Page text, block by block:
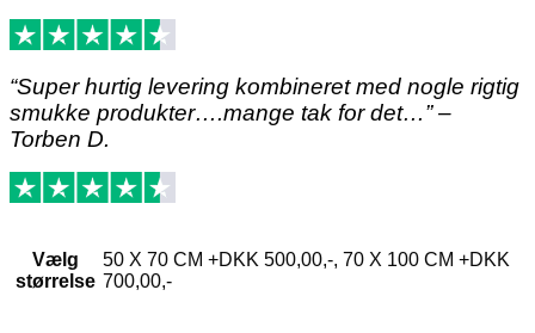
“Super hurtig levering kombineret med nogle rigtig
smukke produkter….mange tak for det…” –
Torben D.
Vælg
størrelse
50 X 70 CM +DKK 500,00,-, 70 X 100 CM +DKK
700,00,-